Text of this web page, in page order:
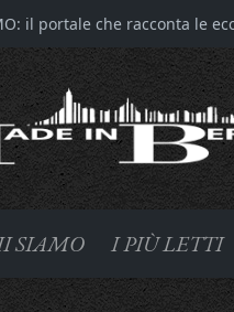
il portale che racconta le
SIAMO I PIÙ LETTI